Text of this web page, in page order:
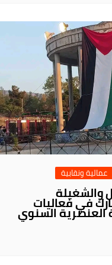
عمالية ونقابية
والشغيلة
في فعاليات
السنوي